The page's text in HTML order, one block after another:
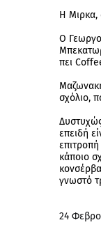
Η Μιρκα,
Ο
πει
σχόλιο,
επειδή
επιτροπή
κάποιο
γνωστό
24